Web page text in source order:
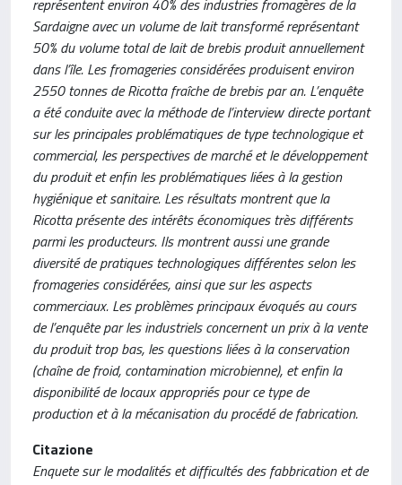
représentent environ 40% des industries fromagères de la
Sardaigne avec un volume de lait transformé représentant
50% du volume total de lait de brebis produit annuellement
dans l’île. Les fromageries considérées produisent environ
2550 tonnes de Ricotta fraîche de brebis par an. L’enquête
a été conduite avec la méthode de l’interview directe portant
sur les principales problématiques de type technologique et
commercial, les perspectives de marché et le développement
du produit et enfin les problématiques liées à la gestion
hygiénique et sanitaire. Les résultats montrent que la
Ricotta présente des intérêts économiques très différents
parmi les producteurs. Ils montrent aussi une grande
diversité de pratiques technologiques différentes selon les
fromageries considérées, ainsi que sur les aspects
commerciaux. Les problèmes principaux évoqués au cours
de l’enquête par les industriels concernent un prix à la vente
du produit trop bas, les questions liées à la conservation
(chaîne de froid, contamination microbienne), et enfin la
disponibilité de locaux appropriés pour ce type de
production et à la mécanisation du procédé de fabrication.
Citazione
Enquete sur le modalités et difficultés des fabbrication et de